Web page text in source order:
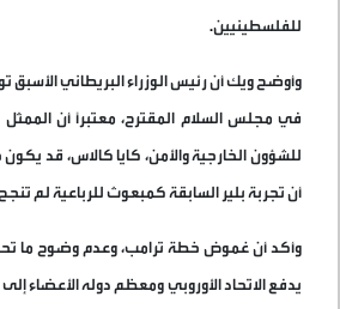
للفلسطينيين.
وأوضح ويك أن رئيس الوزراء البريطاني
في مجلس السلام المقترح، معتبرًا أن الممثل
للشؤون الخارجية والأمن، كايا كالاس، قد يكون
أن تجربة بلير السابقة كمبعوث للرباعية لم
وأكد أن غموض خطة ترامب، وعدم وضوح ما
يدفع الاتحاد الأوروبي ومعظم دوله الأعضاء